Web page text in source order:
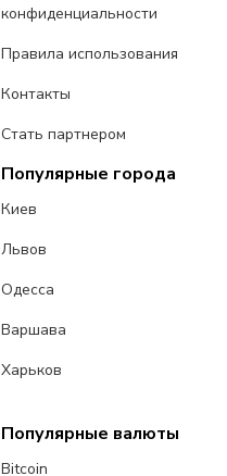
конфиденциальности
Правила использования
Контакты
Стать партнером
Популярные города
Киев
Львов
Одесса
Варшава
Харьков
Популярные валюты
Bitcoin